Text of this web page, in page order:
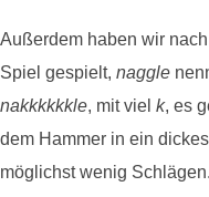
Außerdem haben wir
Spiel gespielt, naggle
nakkkkkkle, mit viel k, es
dem Hammer in ein
möglichst wenig